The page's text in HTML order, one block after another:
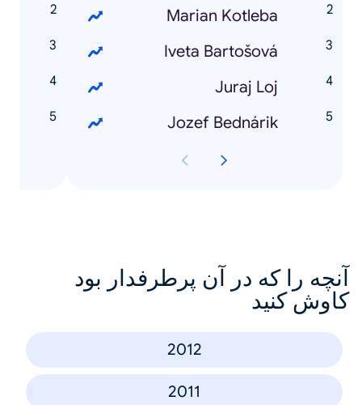
Marian Kotleba
Iveta Bartošová
Juraj Loj
Jozef Bednárik
آنچه را که در آن پرطرفدار بود
کاوش کنید
2012
2011